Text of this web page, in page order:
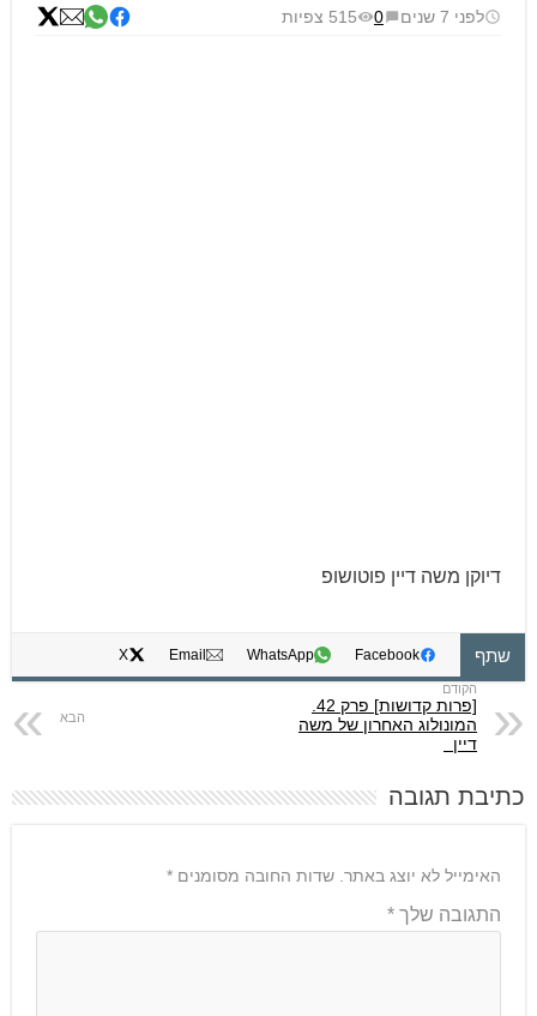
לפני 7 שנים 0 515 צפיות
דיוקן משה דיין פוטושופ
שתף Facebook
WhatsApp
Email
X
המונולוג האחרון של משה
דיין
כתיבת תגובה
האימייל לא יוצג באתר. שדות החובה מסומנים *
התגובה שלך *